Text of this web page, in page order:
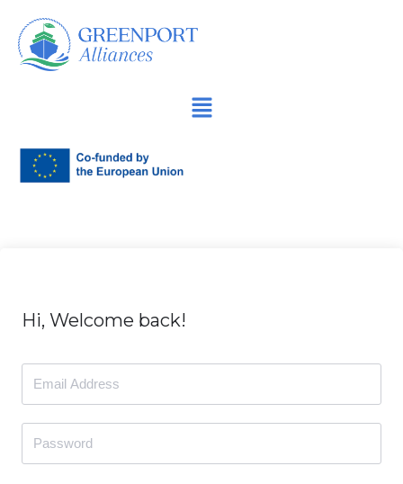
Spring
naar
Hi, Welcome back!